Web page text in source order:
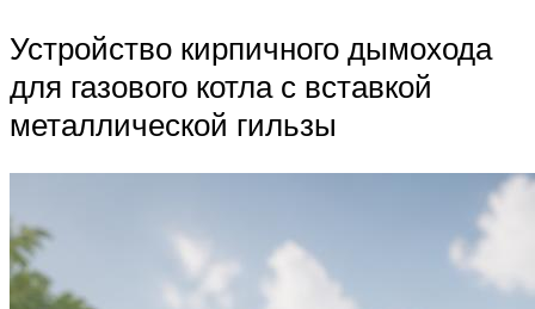
Устройство кирпичного дымохода
для газового котла с вставкой
металлической гильзы